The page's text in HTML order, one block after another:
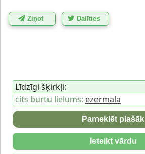
Ziņot Dalīties
Līdzīgi šķirkļi:
cits burtu lielums: ezermala
Pameklēt plašāk
Ieteikt vārdu